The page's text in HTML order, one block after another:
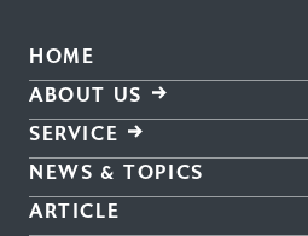
HOME
ABOUT US
SERVICE
NEWS & TOPICS
ARTICLE